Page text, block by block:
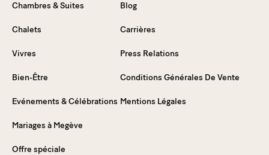
Chambres & Suites
Chalets
Vivres
Bien-Être
Evénements & Célébrations
Mariages à Megève
Offre spéciale
Blog
Carrières
Press Relations
Conditions Générales De Vente
Mentions Légales